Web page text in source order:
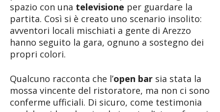
spazio con una televisione per guardare la
partita. Così si è creato uno scenario insolito:
avventori locali mischiati a gente di Arezzo
hanno seguito la gara, ognuno a sostegno dei
propri colori.
Qualcuno racconta che l’open bar sia stata la
mossa vincente del ristoratore, ma non ci sono
conferme ufficiali. Di sicuro, come testimonia